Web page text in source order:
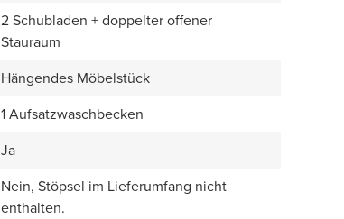
2 Schubladen + doppelter offener
Stauraum
Hängendes Möbelstück
1 Aufsatzwaschbecken
Ja
Nein, Stöpsel im Lieferumfang nicht
enthalten.